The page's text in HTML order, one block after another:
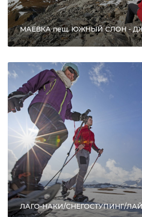
МАЕВКА пещ. ЮЖНЫЙ СЛОН -
ЛАГО-НАКИ/СНЕГОСТУПИНГ/